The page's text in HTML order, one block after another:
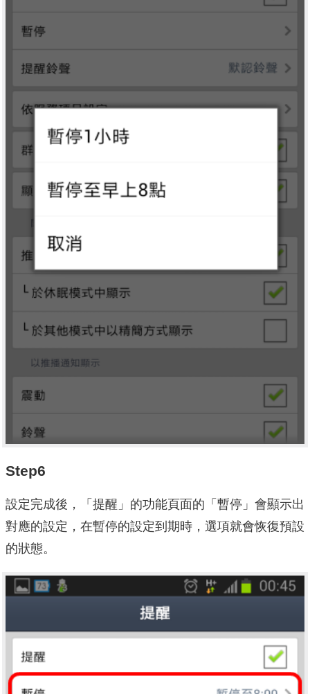
Step6
設定完成後，「提醒」的功能頁面的「暫停」會顯示出
對應的設定，在暫停的設定到期時，選項就會恢復預設
的狀態。